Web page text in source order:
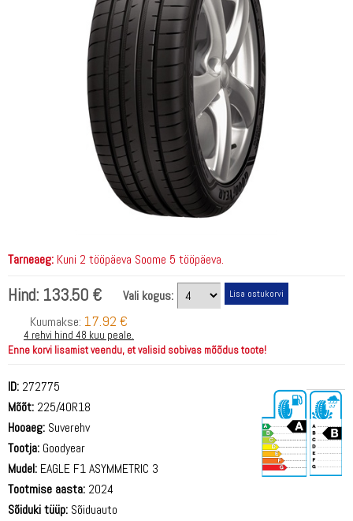
Tarneaeg: Kuni 2 tööpäeva Soome 5 tööpäeva.
Hind: 133.50 €
Vali kogus:
Kuumakse: 17.92 €
4 rehvi hind 48 kuu peale.
Enne korvi lisamist veendu, et valisid sobivas mõõdus toote!
ID: 272775
Mõõt: 225/40R18
Hooaeg: Suverehv
Tootja: Goodyear
Mudel: EAGLE F1 ASYMMETRIC 3
Tootmise aasta: 2024
Sõiduki tüüp: Sõiduauto